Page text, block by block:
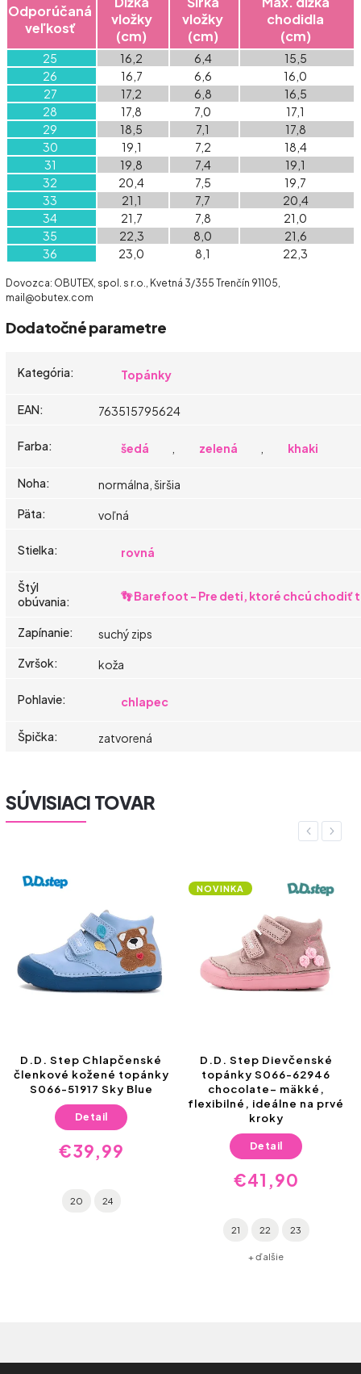
Odporúčaná
veľkosť
vložky
(cm)
vložky
(cm)
chodidla
(cm)
25 16,2 6,4
15,5
26
16,7 6,6
16,0
27
17,2 6,8
16,5
28
17,8 7,0
17,1
29
18,5 7,1
17,8
30
19,1 7,2
18,4
31
19,8 7,4
19,1
32
20,4 7,5
19,7
33
21,1 7,7
20,4
34
21,7 7,8
21,0
35
22,3 8,0
21,6
36
23,0 8,1 22,3
Dovozca: OBUTEX, spol. s r.o., Kvetná 3/355 Trenčín 91105,
mail@obutex.com
Dodatočné parametre
Kategória: Topánky
EAN: 763515795624
Farba: šedá zelená khaki
Noha:
normálna, širšia
Päta: voľná
Stielka: rovná
Štýl
obúvania: 👣 Barefoot - Pre deti, ktoré chcú chodiť
Zapínanie:
suchý zips
Zvršok: koža
Pohlavie: chlapec
Špička: zatvorená
SÚVISIACI TOVAR
Previous
D.D. Step Chlapčenské
členkové kožené topánky
S066-51917 Sky Blue
€39,99
Detail
20 24
NOVINKA
D.D. Step Dievčenské
topánky S066-62946
chocolate– mäkké,
flexibilné, ideálne na prvé
kroky
€41,90
Detail
21 22 23
+ ďalšie
Next